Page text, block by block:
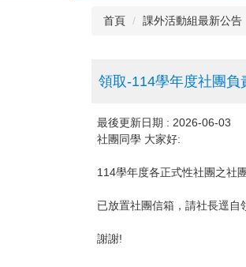
首頁 課外活動組最新公告
領取-114學年度社團負
最後更新日期 : 2026-06-03
社團同學 大家好:
114學年度各正式性社團之社
已放置社團信箱，請社長逕自
謝謝!